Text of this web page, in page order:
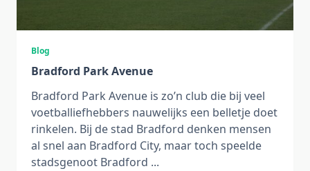
Blog
Bradford Park Avenue
Bradford Park Avenue is zo’n club die bij veel
voetballiefhebbers nauwelijks een belletje doet
rinkelen. Bij de stad Bradford denken mensen
al snel aan Bradford City, maar toch speelde
stadsgenoot Bradford ...